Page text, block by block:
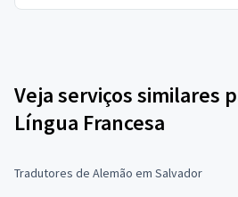
Veja serviços similares
Língua Francesa
Tradutores de Alemão em Salvador